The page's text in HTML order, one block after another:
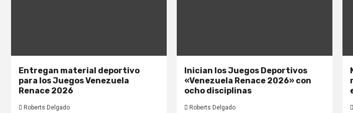
Entregan material deportivo
para los Juegos Venezuela
Renace 2026
Roberts Delgado
Inician los Juegos Deportivos
«Venezuela Renace 2026» con
ocho disciplinas
Roberts Delgado